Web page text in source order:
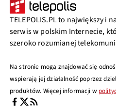
TELEPOLIS.PL to największy i
serwis w polskim Internecie,
szeroko rozumianej
Na stronie mogą znajdować się
wspierają jej działalność poprzez
produktów. Więcej informacji w